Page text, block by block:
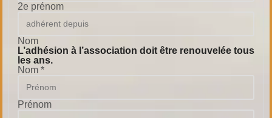
2e prénom
Nom
L’adhésion à l’association doit être renouvelée tous
les ans.
Nom *
Prénom